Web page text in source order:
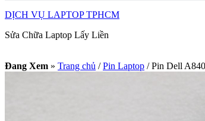
DỊCH VỤ LAPTOP TPHCM
Sửa Chữa Laptop Lấy Liền
Đang Xem » Trang chủ / Pin Laptop /Pin Dell